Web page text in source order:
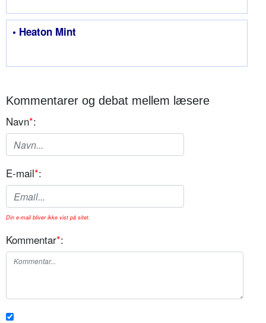
• Heaton Mint
Kommentarer og debat mellem læsere
Navn*:
E-mail*:
Din e-mail bliver ikke vist på sitet.
Kommentar*: